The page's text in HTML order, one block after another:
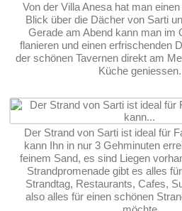
Von der Villa Anesa hat man
Blick über die Dächer von Sarti
Gerade am Abend kann man im
flanieren und einen erfrischenden
der schönen Tavernen direkt am
Küche geniessen.
Der Strand von Sarti ist ideal für
kann Ihn in nur 3 Gehminuten
feinem Sand, es sind Liegen
Strandpromenade gibt es alles
Strandtag, Restaurants, Cafes,
also alles für einen schönen